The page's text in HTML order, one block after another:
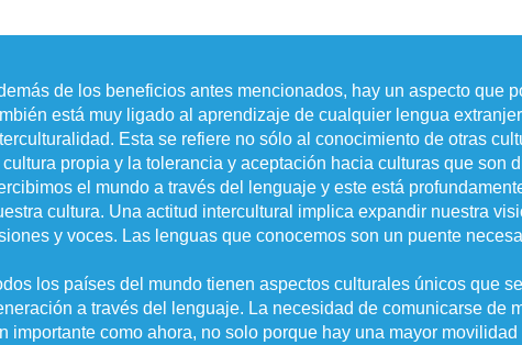
de los beneficios antes mencionados, hay un aspecto que
está muy ligado al aprendizaje de cualquier lengua
Esta se refiere no sólo al conocimiento de otras
cultura propia y la tolerancia y aceptación hacia culturas que son
el mundo a través del lenguaje y este está
cultura. Una actitud intercultural implica expandir nuestra
y voces. Las lenguas que conocemos son un puente
los países del mundo tienen aspectos culturales únicos que
a través del lenguaje. La necesidad de comunicarse de
importante como ahora, no solo porque hay una mayor